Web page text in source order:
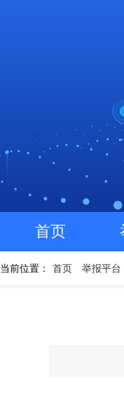
首页
当前位置： 首页 举报平台